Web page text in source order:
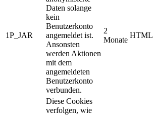
1P_JAR
Daten solange
kein
Benutzerkonto
angemeldet ist.
Ansonsten
werden Aktionen
mit dem
angemeldeten
Benutzerkonto
verbunden.
2
Monate
HTML
Diese Cookies
verfolgen, wie